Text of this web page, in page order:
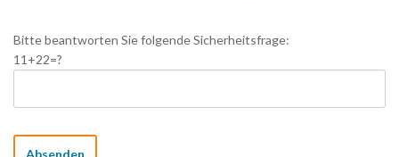
Bitte beantworten Sie folgende Sicherheitsfrage:
11+22=?